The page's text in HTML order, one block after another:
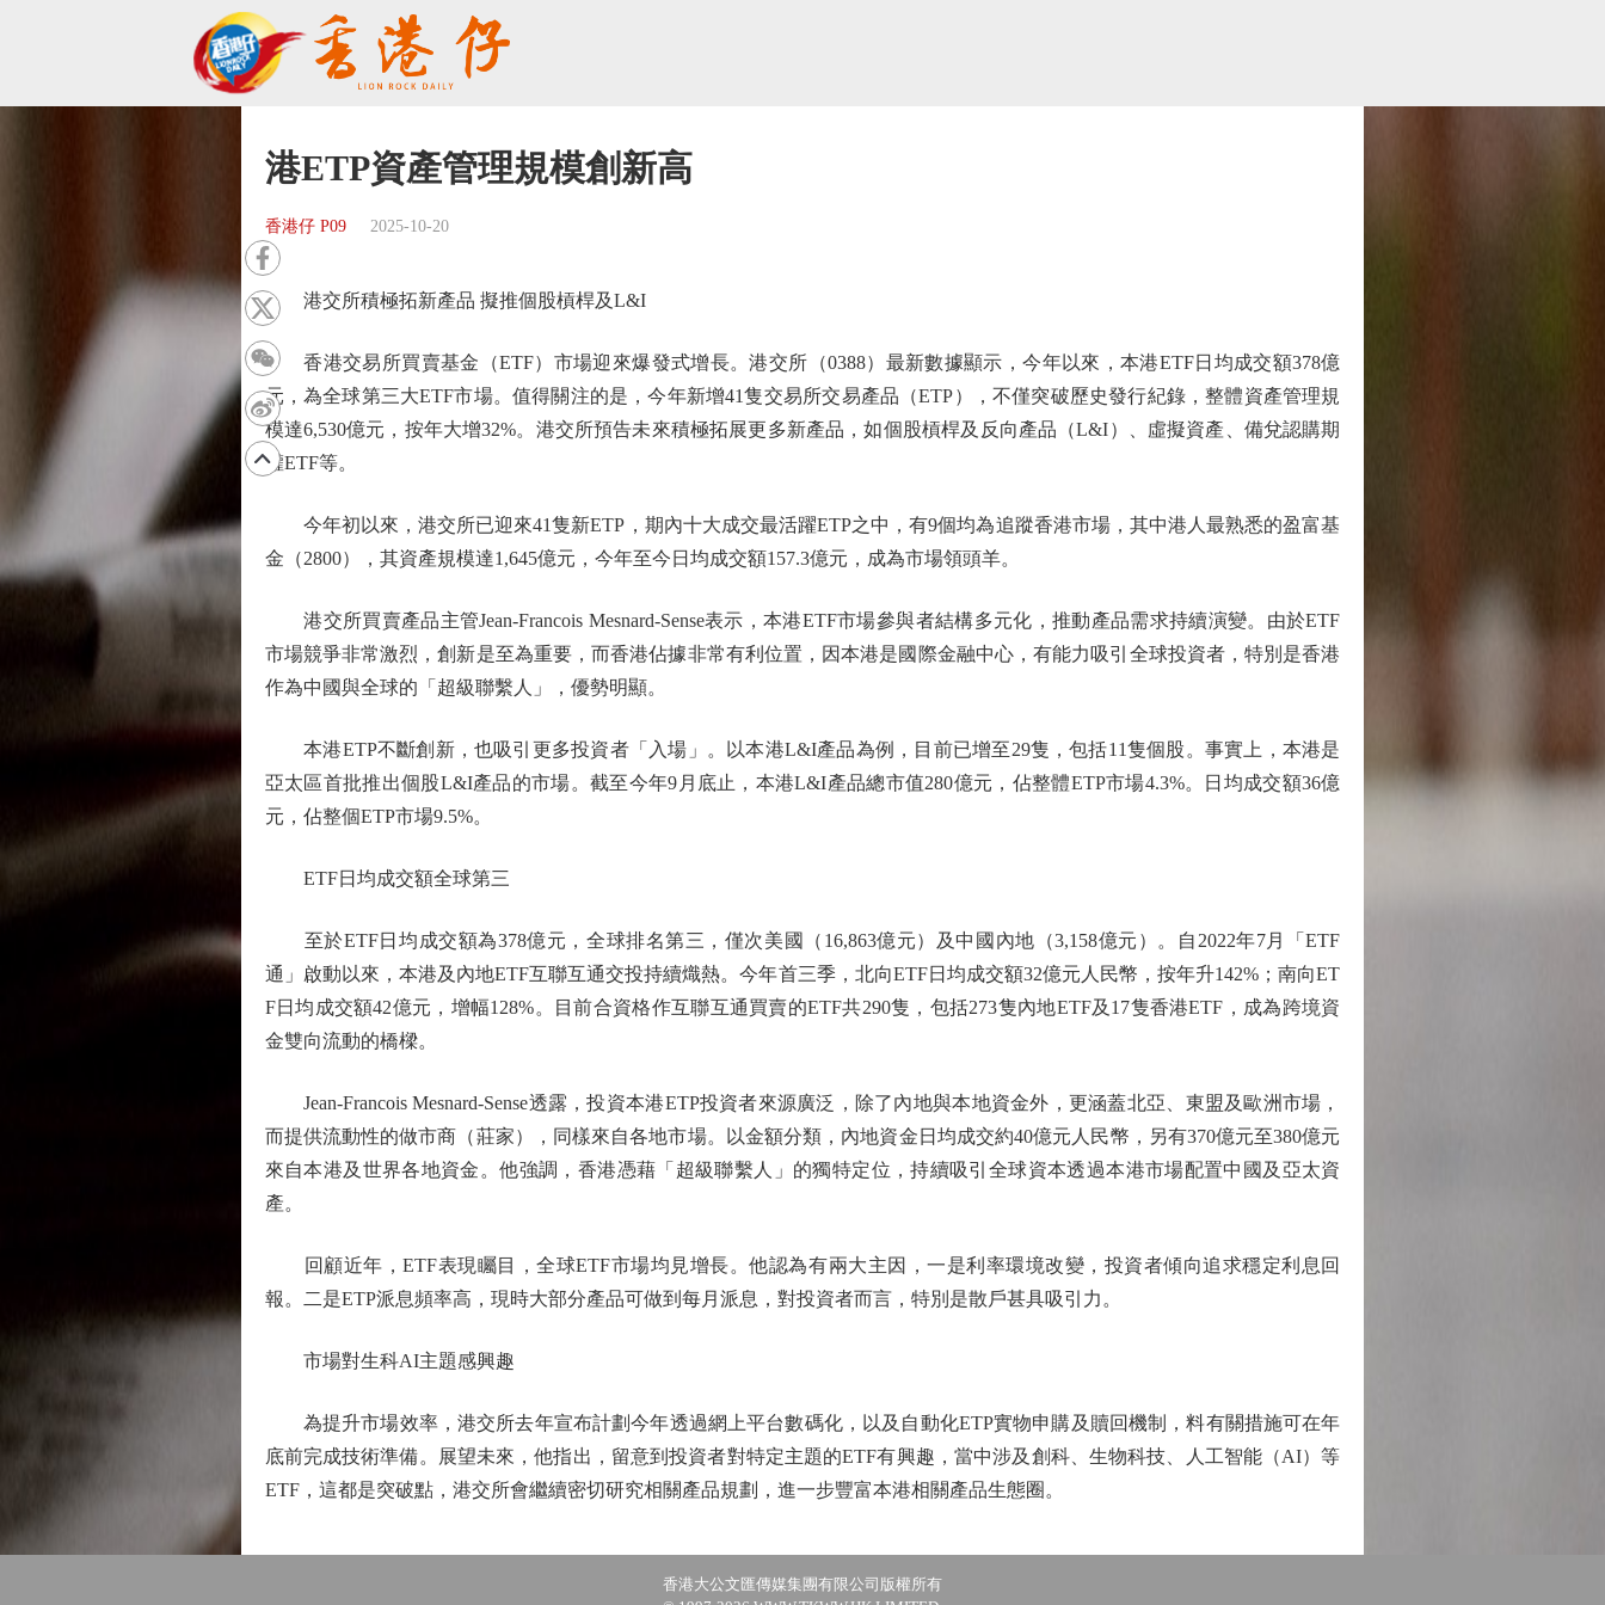
港ETP資產管理規模創新高
香港仔 P09 2025-10-20
港交所積極拓新產品 擬推個股槓桿及L&I
香港交易所買賣基金（ETF）市場迎來爆發式增長。港交所（0388）最新數據顯示，今年以來，本港ETF日均成交額378億
元，為全球第三大ETF市場。值得關注的是，今年新增41隻交易所交易產品（ETP），不僅突破歷史發行紀錄，整體資產管理規
模達6,530億元，按年大增32%。港交所預告未來積極拓展更多新產品，如個股槓桿及反向產品（L&I）、虛擬資產、備兌認購期
權ETF等。
今年初以來，港交所已迎來41隻新ETP，期內十大成交最活躍ETP之中，有9個均為追蹤香港市場，其中港人最熟悉的盈富基
金（2800），其資產規模達1,645億元，今年至今日均成交額157.3億元，成為市場領頭羊。
港交所買賣產品主管Jean-Francois Mesnard-Sense表示，本港ETF市場參與者結構多元化，推動產品需求持續演變。由於ETF
市場競爭非常激烈，創新是至為重要，而香港佔據非常有利位置，因本港是國際金融中心，有能力吸引全球投資者，特別是香港
作為中國與全球的「超級聯繫人」，優勢明顯。
本港ETP不斷創新，也吸引更多投資者「入場」。以本港L&I產品為例，目前已增至29隻，包括11隻個股。事實上，本港是
亞太區首批推出個股L&I產品的市場。截至今年9月底止，本港L&I產品總市值280億元，佔整體ETP市場4.3%。日均成交額36億
元，佔整個ETP市場9.5%。
ETF日均成交額全球第三
至於ETF日均成交額為378億元，全球排名第三，僅次美國（16,863億元）及中國內地（3,158億元）。自2022年7月「ETF
通」啟動以來，本港及內地ETF互聯互通交投持續熾熱。今年首三季，北向ETF日均成交額32億元人民幣，按年升142%；南向ET
F日均成交額42億元，增幅128%。目前合資格作互聯互通買賣的ETF共290隻，包括273隻內地ETF及17隻香港ETF，成為跨境資
金雙向流動的橋樑。
Jean-Francois Mesnard-Sense透露，投資本港ETP投資者來源廣泛，除了內地與本地資金外，更涵蓋北亞、東盟及歐洲市場，
而提供流動性的做市商（莊家），同樣來自各地市場。以金額分類，內地資金日均成交約40億元人民幣，另有370億元至380億元
來自本港及世界各地資金。他強調，香港憑藉「超級聯繫人」的獨特定位，持續吸引全球資本透過本港市場配置中國及亞太資
產。
回顧近年，ETF表現矚目，全球ETF市場均見增長。他認為有兩大主因，一是利率環境改變，投資者傾向追求穩定利息回
報。二是ETP派息頻率高，現時大部分產品可做到每月派息，對投資者而言，特別是散戶甚具吸引力。
市場對生科AI主題感興趣
為提升市場效率，港交所去年宣布計劃今年透過網上平台數碼化，以及自動化ETP實物申購及贖回機制，料有關措施可在年
底前完成技術準備。展望未來，他指出，留意到投資者對特定主題的ETF有興趣，當中涉及創科、生物科技、人工智能（AI）等
ETF，這都是突破點，港交所會繼續密切研究相關產品規劃，進一步豐富本港相關產品生態圈。
香港大公文匯傳媒集團有限公司版權所有